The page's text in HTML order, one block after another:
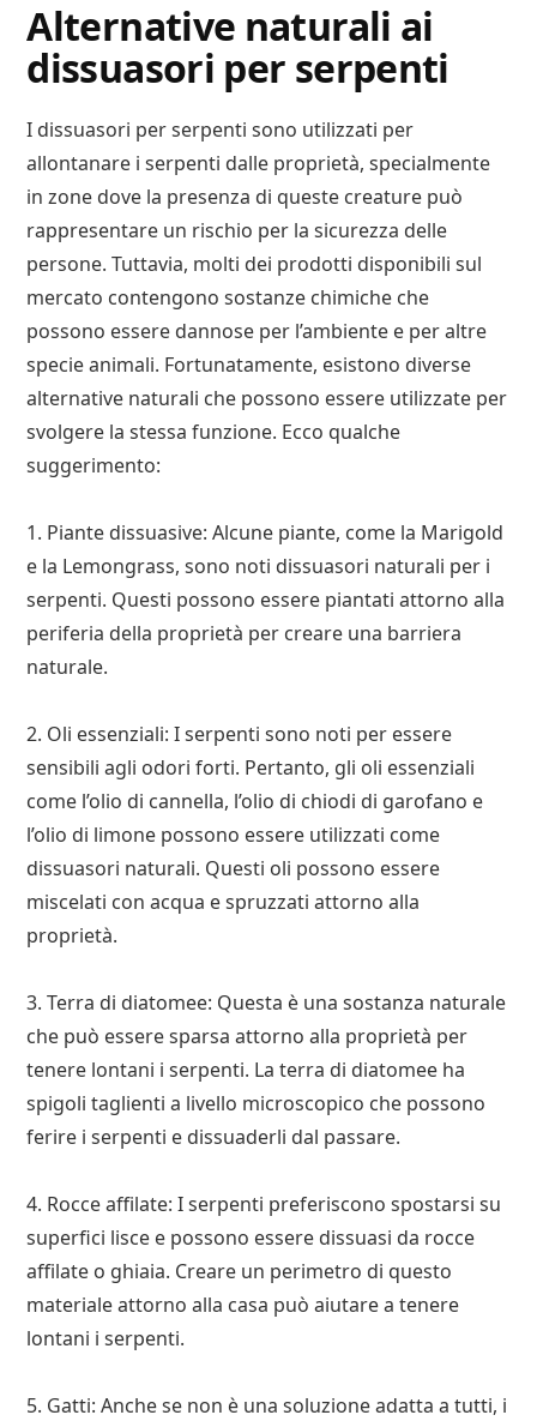
Alternative naturali ai
dissuasori per serpenti
I dissuasori per serpenti sono utilizzati per
allontanare i serpenti dalle proprietà, specialmente
in zone dove la presenza di queste creature può
rappresentare un rischio per la sicurezza delle
persone. Tuttavia, molti dei prodotti disponibili sul
mercato contengono sostanze chimiche che
possono essere dannose per l’ambiente e per altre
specie animali. Fortunatamente, esistono diverse
alternative naturali che possono essere utilizzate per
svolgere la stessa funzione. Ecco qualche
suggerimento:
1. Piante dissuasive: Alcune piante, come la Marigold
e la Lemongrass, sono noti dissuasori naturali per i
serpenti. Questi possono essere piantati attorno alla
periferia della proprietà per creare una barriera
naturale.
2. Oli essenziali: I serpenti sono noti per essere
sensibili agli odori forti. Pertanto, gli oli essenziali
come l’olio di cannella, l’olio di chiodi di garofano e
l’olio di limone possono essere utilizzati come
dissuasori naturali. Questi oli possono essere
miscelati con acqua e spruzzati attorno alla
proprietà.
3. Terra di diatomee: Questa è una sostanza naturale
che può essere sparsa attorno alla proprietà per
tenere lontani i serpenti. La terra di diatomee ha
spigoli taglienti a livello microscopico che possono
ferire i serpenti e dissuaderli dal passare.
4. Rocce affilate: I serpenti preferiscono spostarsi su
superfici lisce e possono essere dissuasi da rocce
affilate o ghiaia. Creare un perimetro di questo
materiale attorno alla casa può aiutare a tenere
lontani i serpenti.
5. Gatti: Anche se non è una soluzione adatta a tutti, i